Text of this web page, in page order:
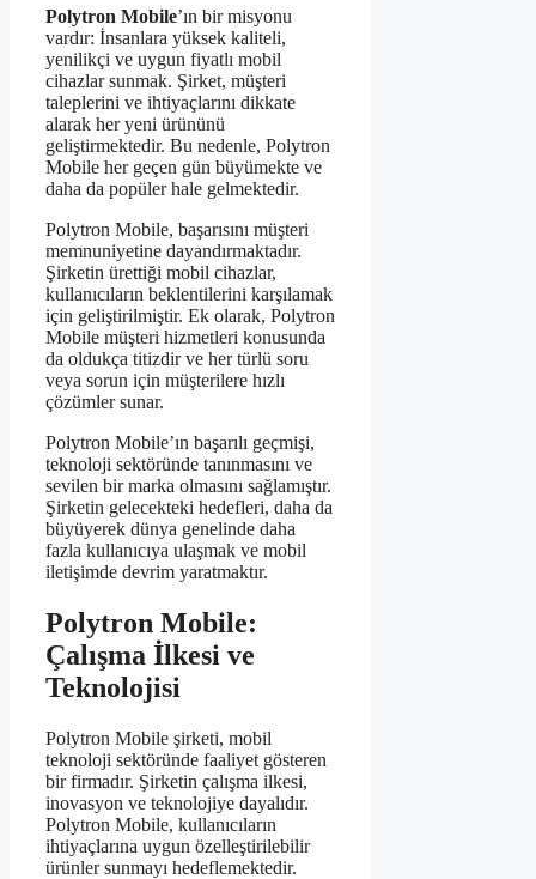
Polytron Mobile’ın bir misyonu
vardır: İnsanlara yüksek kaliteli,
yenilikçi ve uygun fiyatlı mobil
cihazlar sunmak. Şirket, müşteri
taleplerini ve ihtiyaçlarını dikkate
alarak her yeni ürününü
geliştirmektedir. Bu nedenle, Polytron
Mobile her geçen gün büyümekte ve
daha da popüler hale gelmektedir.
Polytron Mobile, başarısını müşteri
memnuniyetine dayandırmaktadır.
Şirketin ürettiği mobil cihazlar,
kullanıcıların beklentilerini karşılamak
için geliştirilmiştir. Ek olarak, Polytron
Mobile müşteri hizmetleri konusunda
da oldukça titizdir ve her türlü soru
veya sorun için müşterilere hızlı
çözümler sunar.
Polytron Mobile’ın başarılı geçmişi,
teknoloji sektöründe tanınmasını ve
sevilen bir marka olmasını sağlamıştır.
Şirketin gelecekteki hedefleri, daha da
büyüyerek dünya genelinde daha
fazla kullanıcıya ulaşmak ve mobil
iletişimde devrim yaratmaktır.
Polytron Mobile:
Çalışma İlkesi ve
Teknolojisi
Polytron Mobile şirketi, mobil
teknoloji sektöründe faaliyet gösteren
bir firmadır. Şirketin çalışma ilkesi,
inovasyon ve teknolojiye dayalıdır.
Polytron Mobile, kullanıcıların
ihtiyaçlarına uygun özelleştirilebilir
ürünler sunmayı hedeflemektedir.